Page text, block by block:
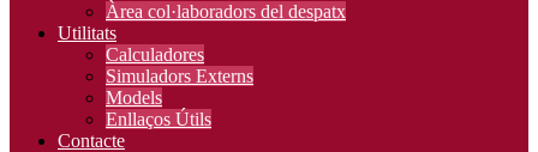
Àrea col·laboradors del despatx
Utilitats
Calculadores
Simuladors Externs
Models
Enllaços Útils
Contacte